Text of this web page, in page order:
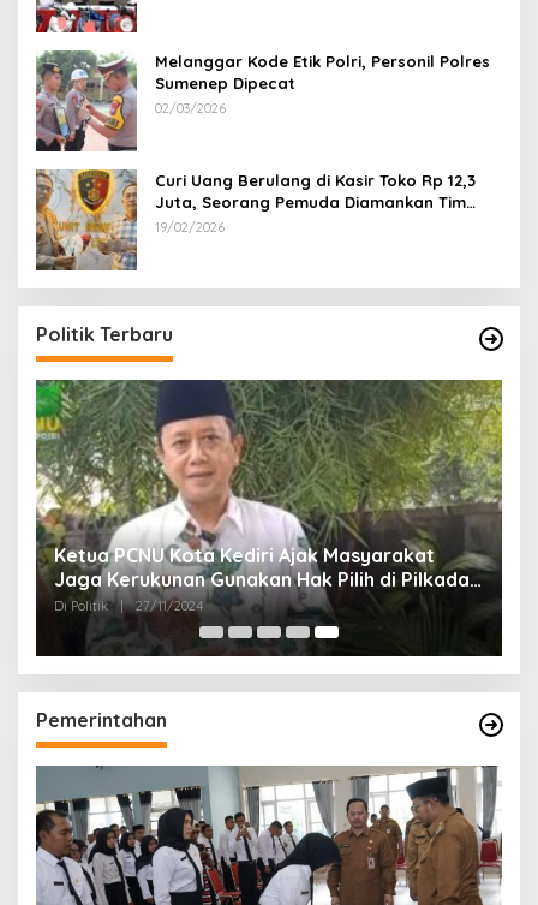
Melanggar Kode Etik Polri, Personil Polres
Sumenep Dipecat
02/03/2026
Curi Uang Berulang di Kasir Toko Rp 12,3
Juta, Seorang Pemuda Diamankan Tim
Reskrim Polsek Lenteng Sumenep
19/02/2026
Politik Terbaru
Ketua PCNU Kota Kediri Ajak Masyarakat
Jaga Kerukunan Gunakan Hak Pilih di Pilkada
2024
Di Politik | 27/11/2024
Pemerintahan